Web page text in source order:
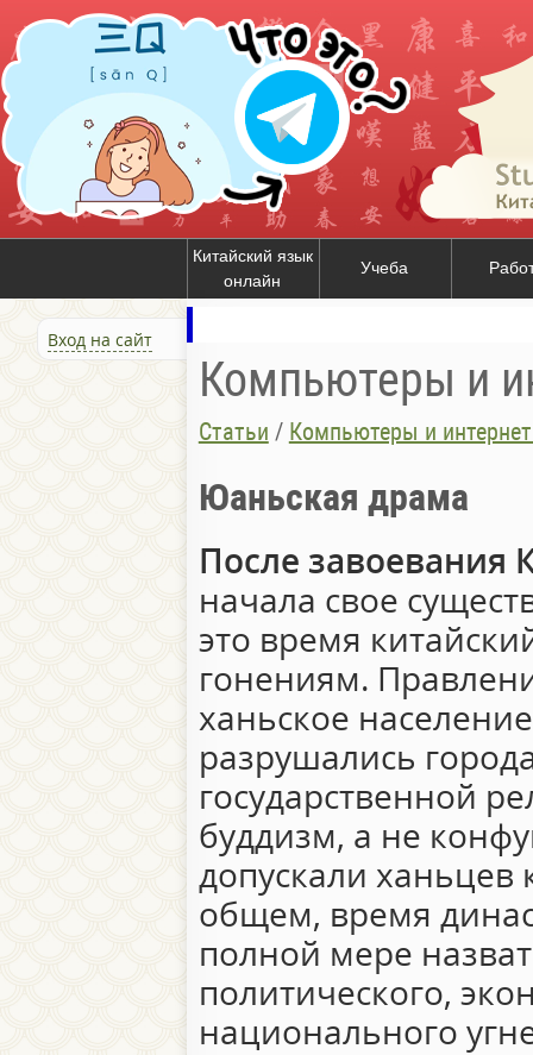
Китайский язык
онлайн
Учеба
Вход на сайт
Компьютеры и
Статьи / Компьютеры и
Юаньская драма
После завоевания
начала свое
это время
гонениям.
ханьское
разрушались
государственной
буддизм, а не
допускали ханьцев
общем, время
полной мере
политического,
национального